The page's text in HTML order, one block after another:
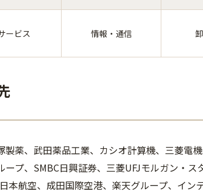
ービス 情報・通信
製薬、武田薬品工業、カシオ計算機、三菱電
ープ、SMBC日興証券、三菱UFJモルガン・
本航空、成田国際空港、楽天グループ、イ